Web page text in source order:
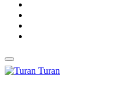
Turan